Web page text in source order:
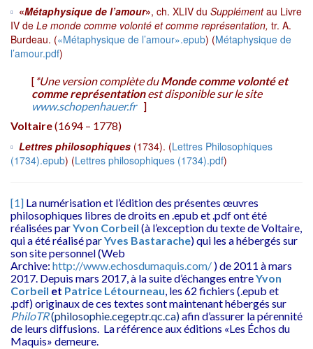
«Métaphysique de l’amour», ch. XLIV du Supplémentau Livre
IV de Le monde comme volonté et comme représentation, tr. A.
Burdeau. («Métaphysique de l’amour».epub) (Métaphysique de
l’amour.pdf)
[ *Une version complète duMonde comme volonté et
comme représentationest disponible sur le site
www.schopenhauer.fr ]
Voltaire(1694 – 1778)
Lettres philosophiques (1734). (Lettres Philosophiques
(1734).epub) (Lettres philosophiques (1734).pdf)
[1] La numérisation et l’édition des présentes œuvres
philosophiques libres de droits en .epub et .pdf ont été
réalisées parYvon Corbeil (à l’exception du texte de Voltaire,
qui a été réalisé parYves Bastarache) qui les a hébergés sur
son site personnel (Web
Archive: http://www.echosdumaquis.com/ ) de 2011 à mars
2017. Depuis mars 2017, à la suite d’échanges entreYvon
Corbeil et Patrice Létourneau, les 62 fichiers (.epub et
.pdf) originaux de ces textes sont maintenant hébergés sur
PhiloTR(philosophie.cegeptr.qc.ca)afin d’assurer la pérennité
de leurs diffusions. La référence aux éditions «Les Échos du
Maquis» demeure.